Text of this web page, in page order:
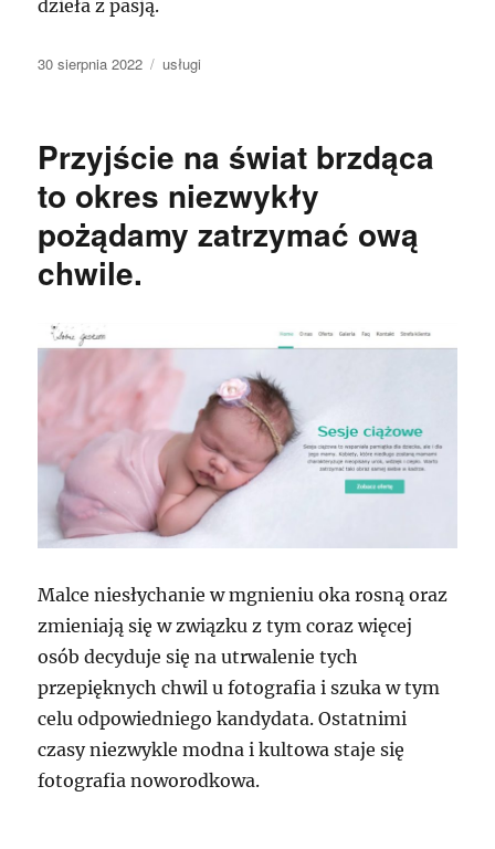
dzieła z pasją.
Data
30 sierpnia 2022 Kategorie
usługi
Przyjście na świat brzdąca
to okres niezwykły
pożądamy zatrzymać ową
chwile.
Malce niesłychanie w mgnieniu oka rosną oraz
zmieniają się w związku z tym coraz więcej
osób decyduje się na utrwalenie tych
przepięknych chwil u fotografia i szuka w tym
celu odpowiedniego kandydata. Ostatnimi
czasy niezwykle modna i kultowa staje się
fotografia noworodkowa.